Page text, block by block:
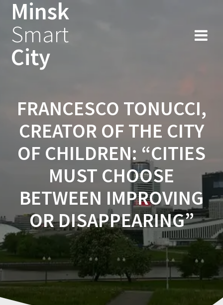
Minsk
Smart
City
FRANCESCO TONUCCI,
CREATOR OF THE CITY
OF CHILDREN: “CITIES
MUST CHOOSE
BETWEEN IMPROVING
OR DISAPPEARING”